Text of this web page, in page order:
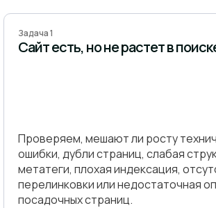
Задача 1
Сайт есть, но не растет в
Проверяем, мешают ли росту
ошибки, дубли страниц, слабая
метатеги, плохая индексация,
перелинковки или недостаточная
посадочных страниц.